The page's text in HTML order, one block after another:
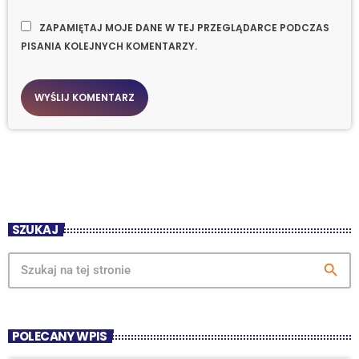
ZAPAMIĘTAJ MOJE DANE W TEJ PRZEGLĄDARCE PODCZAS
PISANIA KOLEJNYCH KOMENTARZY.
SZUKAJ
search
POLECANY WPIS